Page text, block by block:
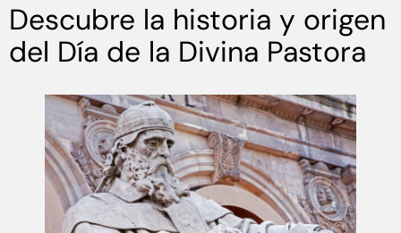
Descubre la historia y origen
del Día de la Divina Pastora